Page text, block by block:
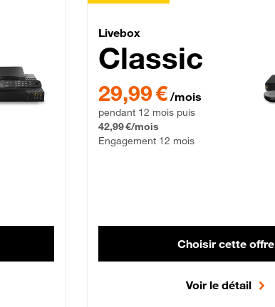
Lite Fibre
Livebox Classic
Livebox
Classic
29,99 € par mois pendant 12 mois
29,99 € /mois
pendant 12 mois puis
42,99 €/mois
Engagement 12 mois
Choisir cette offre
Voir le détail